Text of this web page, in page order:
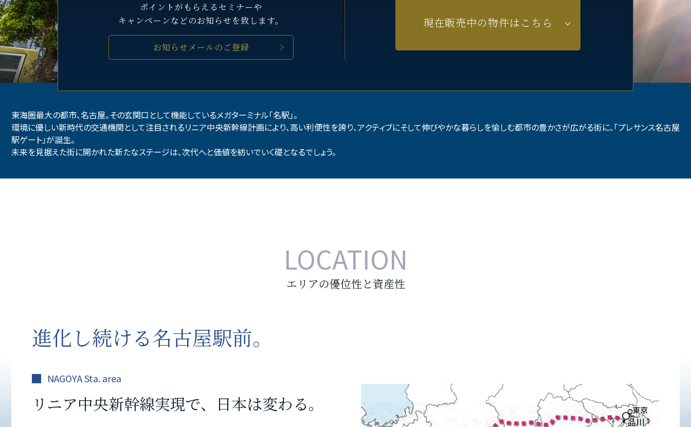
ポイントがもらえるセミナーや
キャンペーンなどのお知らせを致します。
お知らせメールのご登録
現在販売中の物件はこちら
東海圏最大の都市、名古屋。その玄関口として機能しているメガターミナル「名駅」。
環境に優しい新時代の交通機関として注目されるリニア中央新幹線計画により、高い利便性を誇り、アクティブにそして伸びやかな暮らしを愉しむ都市の豊かさが広がる街に、「プレサンス名古屋
駅ゲート」が誕生。
未来を見据えた街に開かれた新たなステージは、次代へと価値を紡いでいく礎となるでしょう。
LOCATION
エリアの優位性と資産性
進化し続ける名古屋駅前。
NAGOYA Sta. area
リニア中央新幹線実現で、日本は変わる。